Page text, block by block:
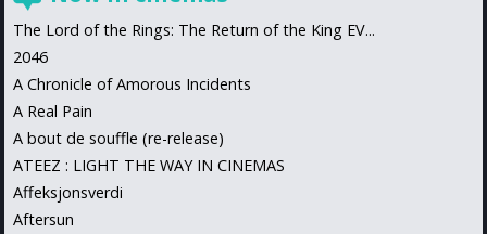
The Lord of the Rings: The Return of the King EV...
2046
A Chronicle of Amorous Incidents
A Real Pain
A bout de souffle (re-release)
ATEEZ : LIGHT THE WAY IN CINEMAS
Affeksjonsverdi
Aftersun